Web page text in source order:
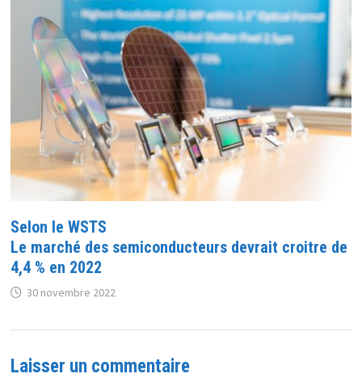
Selon le WSTS
Le marché des semiconducteurs devrait croitre de
4,4 % en 2022
30 novembre 2022
Laisser un commentaire